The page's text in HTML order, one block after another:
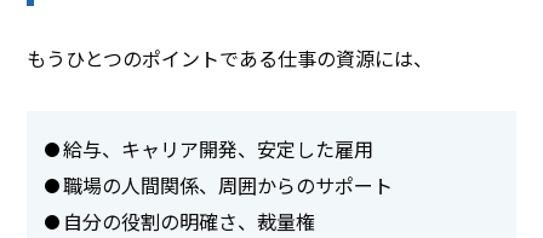
もうひとつのポイントである仕事の資源には、
給与、キャリア開発、安定した雇用
職場の人間関係、周囲からのサポート
自分の役割の明確さ、裁量権